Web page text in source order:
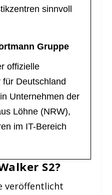
sinnvoll
Gruppe
offizielle
Deutschland
Unternehmen der
Löhne (NRW),
im IT-Bereich
S2?
veröffentlicht